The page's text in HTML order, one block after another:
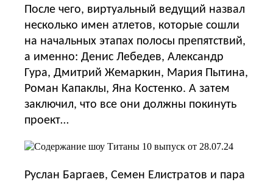
После чего, виртуальный ведущий назвал
несколько имен атлетов, которые сошли
на начальных этапах полосы препятствий,
а именно: Денис Лебедев, Александр
Гура, Дмитрий Жемаркин, Мария Пытина,
Роман Капаклы, Яна Костенко. А затем
заключил, что все они должны покинуть
проект…
Руслан Баргаев, Семен Елистратов и пара